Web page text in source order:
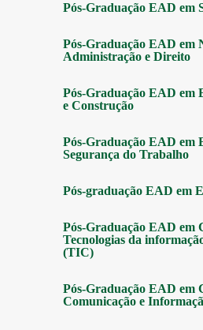
Pós-Graduação EAD em
Pós-Graduação EAD em
Administração e Direito
Pós-Graduação EAD em
e Construção
Pós-Graduação EAD em
Segurança do Trabalho
Pós-graduação EAD em
Pós-Graduação EAD em
Tecnologias da
(TIC)
Pós-Graduação EAD em
Comunicação e